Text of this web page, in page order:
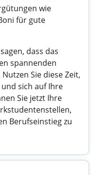
wie
für gute
dass das
spannenden
Sie diese Zeit,
sich auf Ihre
Sie jetzt Ihre
Berufseinstieg zu